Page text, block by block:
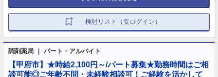
検討リスト（要ログイン）
調剤薬局 ｜ パート・アルバイト
【甲府市】★時給2,100円～/パート募集★勤務時間はご相
談可能◎ご年齢不問・未経験相談可！ご経験を活かして